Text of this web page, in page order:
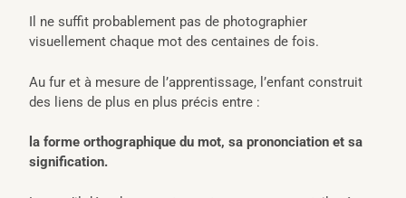
Il ne suffit probablement pas de photographier
visuellement chaque mot des centaines de fois.
Au fur et à mesure de l’apprentissage, l’enfant construit
des liens de plus en plus précis entre :
la forme orthographique du mot, sa prononciation et sa
signification.